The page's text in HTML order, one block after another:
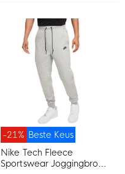
Beste Keus
-21%
Nike Tech Fleece
Sportswear Joggingbroek